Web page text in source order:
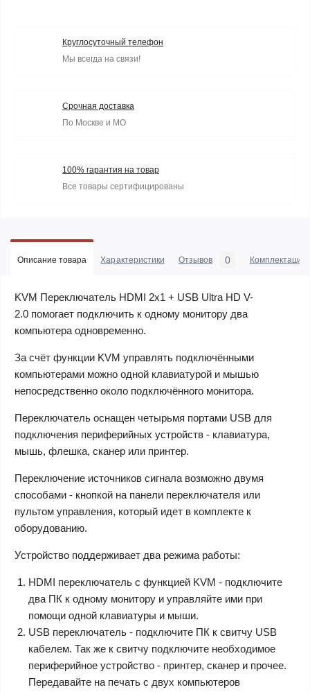
Круглосуточный телефон
Мы всегда на связи!
Срочная доставка
По Москве и МО
100% гарантия на товар
Все товары сертифицированы
Описание товара Характеристики Отзывов 0 Комплектация
KVM Переключатель HDMI 2х1 + USB Ultra HD V-
2.0 помогает подключить к одному монитору два
компьютера одновременно.
За счёт функции KVM управлять подключёнными
компьютерами можно одной клавиатурой и мышью
непосредственно около подключённого монитора.
Переключатель оснащен четырьмя портами USB для
подключения периферийных устройств - клавиатура,
мышь, флешка, сканер или принтер.
Переключение источников сигнала возможно двумя
способами - кнопкой на панели переключателя или
пультом управления, который идет в комплекте к
оборудованию.
Устройство поддерживает два режима работы:
HDMI переключатель с функцией KVM - подключите
два ПК к одному монитору и управляйте ими при
помощи одной клавиатуры и мыши.
USB переключатель - подключите ПК к свитчу USB
кабелем. Так же к свитчу подключите необходимое
периферийное устройство - принтер, сканер и прочее.
Передавайте на печать с двух компьютеров